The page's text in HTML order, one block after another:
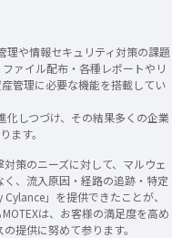
理や情報セキュリティ対策の課題
ァイル配布・各種レポートやリ
管理に必要な機能を搭載してい
化しつづけ、その結果多くの企業
ます。
策のニーズに対して、マルウェ
、流入原因・経路の追跡・特定
」を提供できたことが、
は、お客様の満足度を高め
提供に努めて参ります。